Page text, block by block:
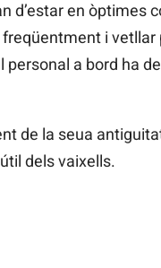
d’estar en òptimes
i
a bord ha
de la seua
dels vaixells.